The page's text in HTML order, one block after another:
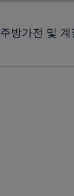
주방가전 및 계